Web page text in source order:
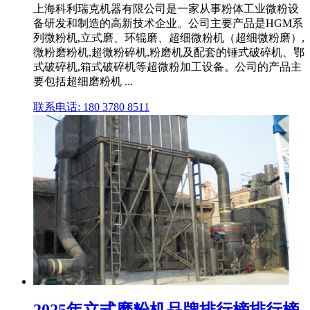
上海科利瑞克机器有限公司是一家从事粉体工业微粉设
备研发和制造的高新技术企业。公司主要产品是HGM系
列微粉机,立式磨、环辊磨、超细微粉机（超细微粉磨）,
微粉磨粉机,超微粉碎机,粉磨机及配套的锤式破碎机、鄂
式破碎机,箱式破碎机等超微粉加工设备。公司的产品主
要包括超细磨粉机 ...
联系电话: 180 3780 8511